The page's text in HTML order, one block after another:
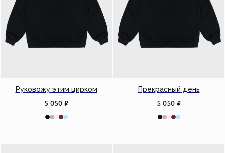
Руковожу этим цирком
5 050 ₽
Прекрасный день
5 050 ₽